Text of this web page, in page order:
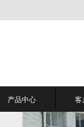
产品中心 客